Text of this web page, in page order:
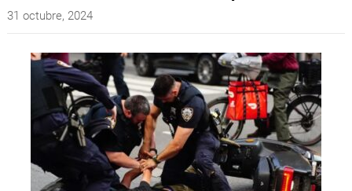
31 octubre, 2024